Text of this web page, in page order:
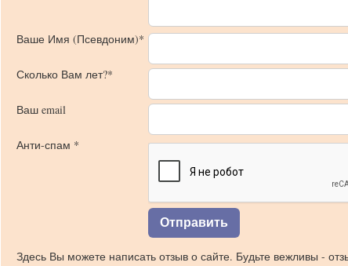
Ваше Имя (Псевдоним)*
Сколько Вам лет?*
Ваш email
Анти-спам *
Здесь Вы можете написать отзыв о сайте. Будьте вежливы -